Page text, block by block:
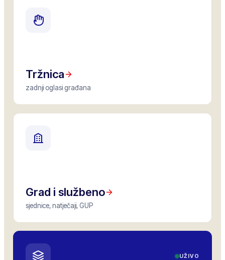
Tržnica
zadnji oglasi građana
Grad i službeno
sjednice, natječaji, GUP
UŽIVO